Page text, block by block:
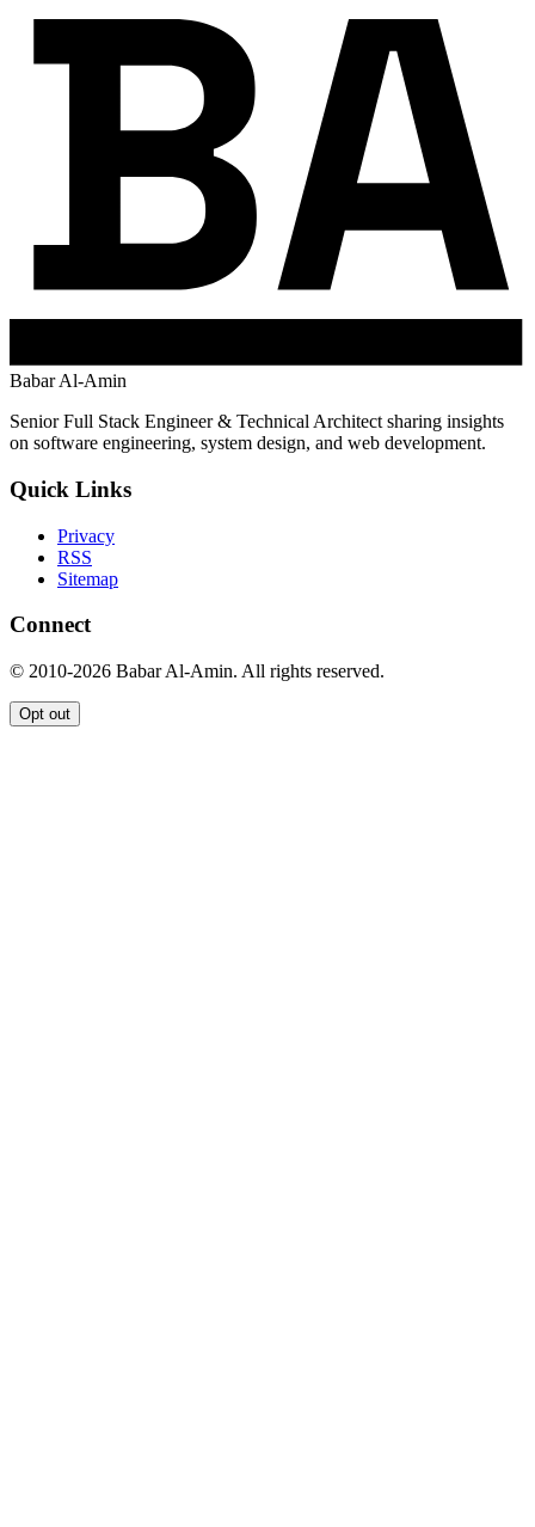
Babar Al-Amin
Senior Full Stack Engineer & Technical Architect sharing insights
on software engineering, system design, and web development.
Quick Links
Privacy
RSS
Sitemap
Connect
© 2010-2026 Babar Al-Amin. All rights reserved.
Opt out